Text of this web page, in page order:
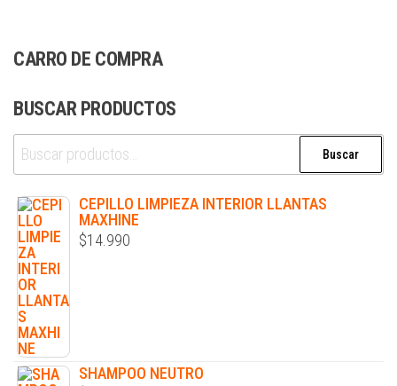
CARRO DE COMPRA
BUSCAR PRODUCTOS
Buscar
CEPILLO LIMPIEZA INTERIOR LLANTAS
MAXHINE
$14.990
SHAMPOO NEUTRO